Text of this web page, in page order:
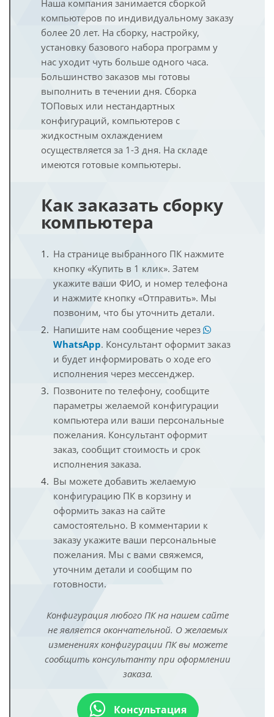
Наша компания занимается сборкой
компьютеров по индивидуальному заказу
более 20 лет. На сборку, настройку,
установку базового набора программ у
нас уходит чуть больше одного часа.
Большинство заказов мы готовы
выполнить в течении дня. Сборка
ТОПовых или нестандартных
конфигураций, компьютеров с
жидкостным охлаждением
осуществляется за 1-3 дня. На складе
имеются готовые компьютеры.
Как заказать сборку
компьютера
На странице выбранного ПК нажмите
кнопку «Купить в 1 клик». Затем
укажите ваши ФИО, и номер телефона
и нажмите кнопку «Отправить». Мы
позвоним, что бы уточнить детали.
Напишите нам сообщение через
WhatsApp. Консультант оформит заказ
и будет информировать о ходе его
исполнения через мессенджер.
Позвоните по телефону, сообщите
параметры желаемой конфигурации
компьютера или ваши персональные
пожелания. Консультант оформит
заказ, сообщит стоимость и срок
исполнения заказа.
Вы можете добавить желаемую
конфигурацию ПК в корзину и
оформить заказ на сайте
самостоятельно. В комментарии к
заказу укажите ваши персональные
пожелания. Мы с вами свяжемся,
уточним детали и сообщим по
готовности.
Конфигурация любого ПК на нашем сайте
не является окончательной. О желаемых
изменениях конфигурации ПК вы можете
сообщить консультанту при оформлении
заказа.
Консультация